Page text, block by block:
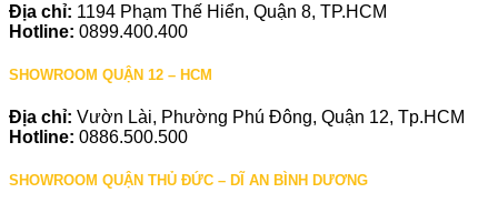
Địa chỉ: 1194 Phạm Thế Hiển, Quận 8, TP.HCM
Hotline: 0899.400.400
SHOWROOM QUẬN 12 – HCM
Địa chỉ: Vườn Lài, Phường Phú Đông, Quận 12, Tp.HCM
Hotline: 0886.500.500
SHOWROOM QUẬN THỦ ĐỨC – DĨ AN BÌNH DƯƠNG